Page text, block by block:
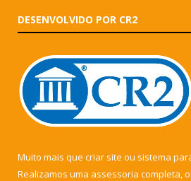
DESENVOLVIDO POR CR2
Muito mais que criar site ou sistema
Realizamos uma assessoria completa,